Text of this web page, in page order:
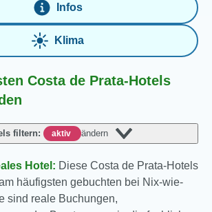
Infos
Klima
Costa de Prata-Hotels
filtern: aktiv ändern
Hotel: Diese Costa de Prata-Hotels
häufigsten gebuchten bei Nix-wie-
sind reale Buchungen,